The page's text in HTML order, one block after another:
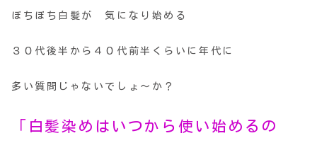
ぼちぼち白髪が 気になり始める
３０代後半から４０代前半くらいに年代に
多い質問じゃないでしょ～か？
「白髪染めはいつから使い始めるの